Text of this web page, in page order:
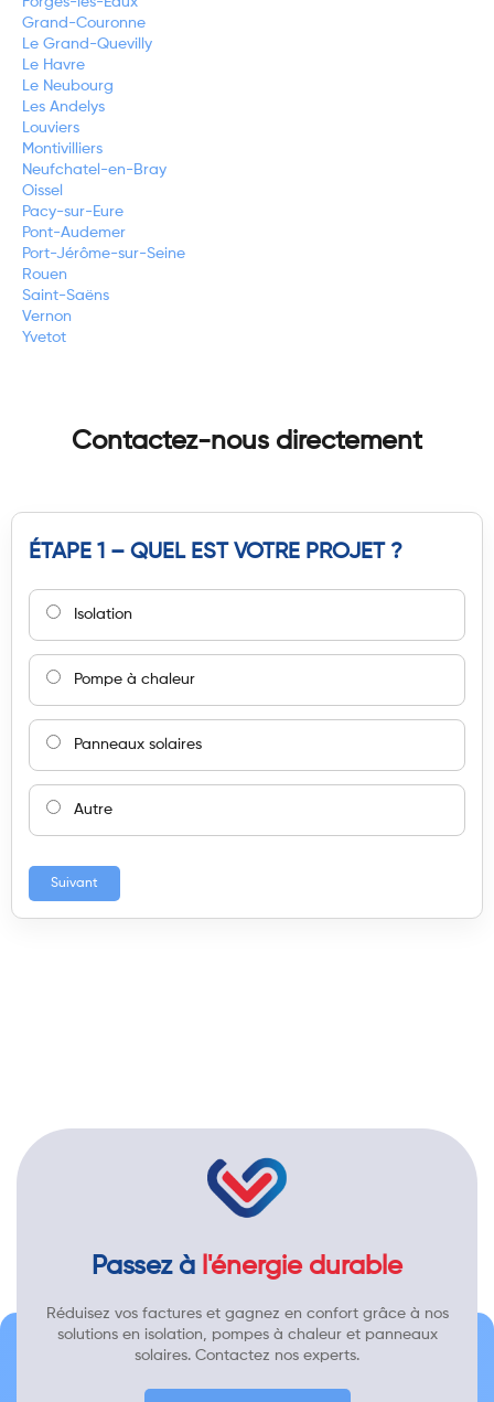
Grand-Couronne
Le Grand-Quevilly
Le Havre
Le Neubourg
Les Andelys
Louviers
Montivilliers
Neufchatel-en-Bray
Oissel
Pacy-sur-Eure
Pont-Audemer
Port-Jérôme-sur-Seine
Rouen
Saint-Saëns
Vernon
Yvetot
Contactez-nous directement
ÉTAPE 1 – QUEL EST VOTRE PROJET ?
Isolation
Pompe à chaleur
Panneaux solaires
Autre
Suivant
Passez à l'énergie durable
Réduisez vos factures et gagnez en confort grâce à nos
solutions en isolation, pompes à chaleur et panneaux
solaires. Contactez nos experts.